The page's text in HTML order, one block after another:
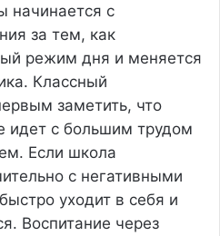
начинается с
за тем, как
режим дня и меняется
Классный
заметить, что
идет с большим трудом
Если школа
с негативными
уходит в себя и
Воспитание через